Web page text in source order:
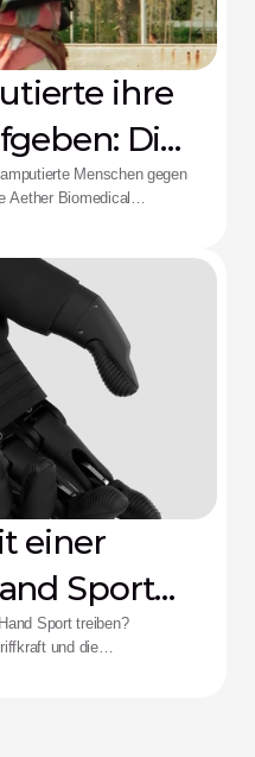
ihre
Die
Menschen gegen
Aether Biomedical
einer
Sport
Sport treiben?
und die